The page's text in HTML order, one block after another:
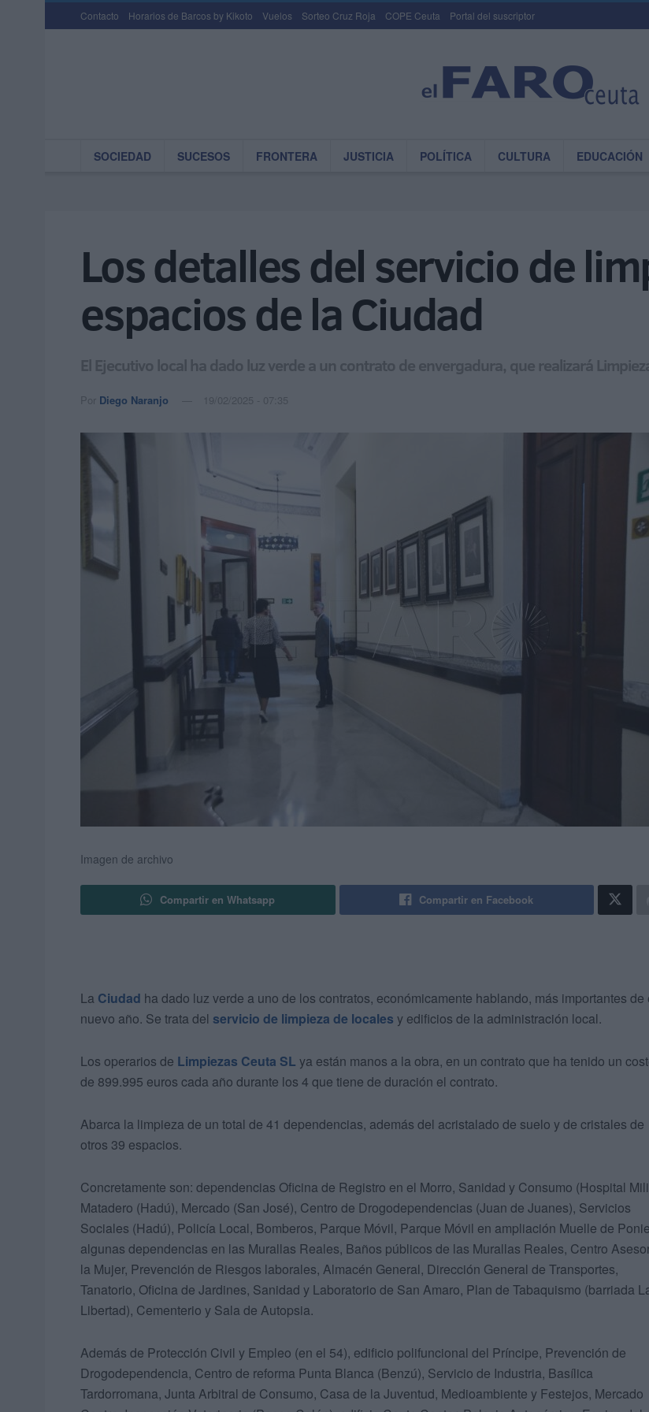
Contacto Horarios de Barcos by Kikoto Vuelos Sorteo Cruz Roja COPE Ceuta Portal del suscriptor
SOCIEDAD SUCESOS FRONTERA JUSTICIA POLÍTICA CULTURA EDUCACIÓN
Los detalles del servicio de
espacios de la Ciudad
El Ejecutivo local ha dado luz verde a un contrato de envergadura, que realizará
Por Diego Naranjo 19/02/2025 - 07:35
Imagen de archivo
Compartir en Whatsapp Compartir en Facebook
La Ciudad ha dado luz verde a uno de los contratos, económicamente hablando, más importantes de
nuevo año. Se trata del servicio de limpieza de locales y edificios de la administración local.
Los operarios de Limpiezas Ceuta SL ya están manos a la obra, en un contrato que ha tenido un
de 899.995 euros cada año durante los 4 que tiene de duración el contrato.
Abarca la limpieza de un total de 41 dependencias, además del acristalado de suelo y de cristales de
otros 39 espacios.
Concretamente son: dependencias Oficina de Registro en el Morro, Sanidad y Consumo (Hospital
Matadero (Hadú), Mercado (San José), Centro de Drogodependencias (Juan de Juanes), Servicios
Sociales (Hadú), Policía Local, Bomberos, Parque Móvil, Parque Móvil en ampliación Muelle de
algunas dependencias en las Murallas Reales, Baños públicos de las Murallas Reales, Centro
la Mujer, Prevención de Riesgos laborales, Almacén General, Dirección General de Transportes,
Tanatorio, Oficina de Jardines, Sanidad y Laboratorio de San Amaro, Plan de Tabaquismo (barriada
Libertad), Cementerio y Sala de Autopsia.
Además de Protección Civil y Empleo (en el 54), edificio polifuncional del Príncipe, Prevención de
Drogodependencia, Centro de reforma Punta Blanca (Benzú), Servicio de Industria, Basílica
Tardorromana, Junta Arbitral de Consumo, Casa de la Juventud, Medioambiente y Festejos, Mercado